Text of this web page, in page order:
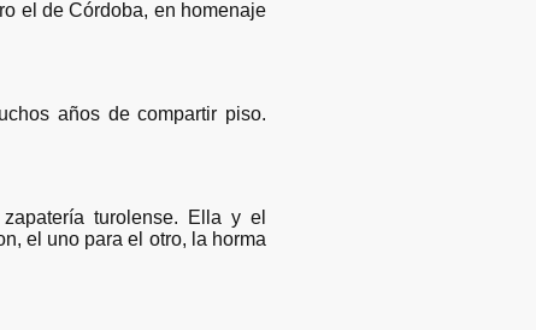
el de Córdoba, en homenaje
años de compartir piso.
turolense. Ella y el
el uno para el otro, la horma